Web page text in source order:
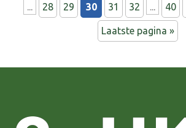
... 28 29 30 31 32 ... 40
Laatste pagina »